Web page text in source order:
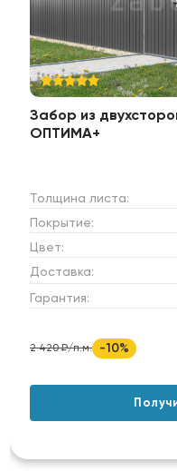
Забор из
ОПТИМА+
Толщина листа:
Покрытие:
Цвет:
Доставка:
Гарантия:
2 420 ₽/п.м. -10%